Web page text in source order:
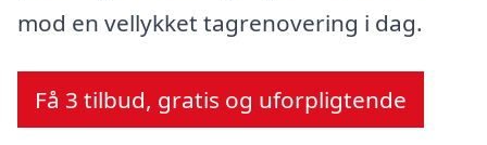
mod en vellykket tagrenovering i dag.
Få 3 tilbud, gratis og uforpligtende